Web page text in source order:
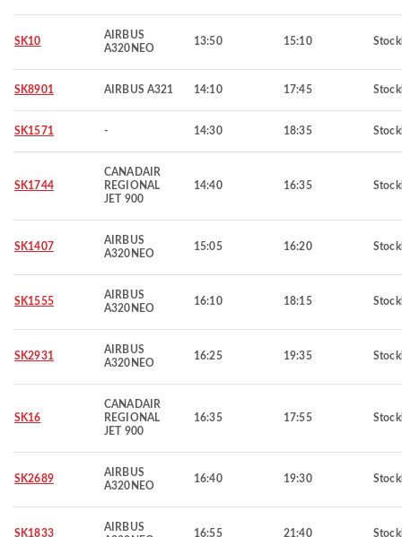
SK10
AIRBUS
A320NEO
13:50 15:10
SK8901 AIRBUS A321 14:10 17:45
SK1571 - 14:30 18:35
SK1744
CANADAIR
REGIONAL
JET 900
14:40 16:35
SK1407
AIRBUS
A320NEO
15:05 16:20
SK1555
AIRBUS
A320NEO
16:10 18:15
SK2931
AIRBUS
A320NEO
16:25 19:35
SK16
CANADAIR
REGIONAL
JET 900
16:35 17:55
SK2689
AIRBUS
A320NEO
16:40 19:30
SK1833
AIRBUS
16:55 21:40